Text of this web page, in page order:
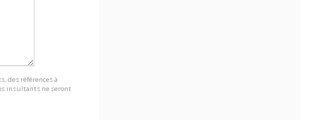
des références à
insultants ne seront